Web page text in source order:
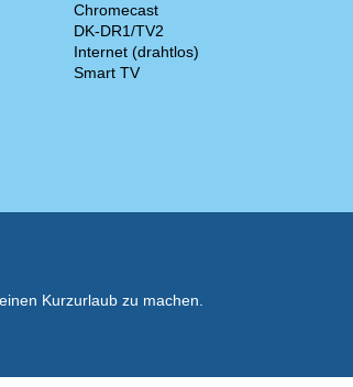
Chromecast
DK-DR1/TV2
Internet (drahtlos)
Smart TV
Kurzurlaub zu machen.